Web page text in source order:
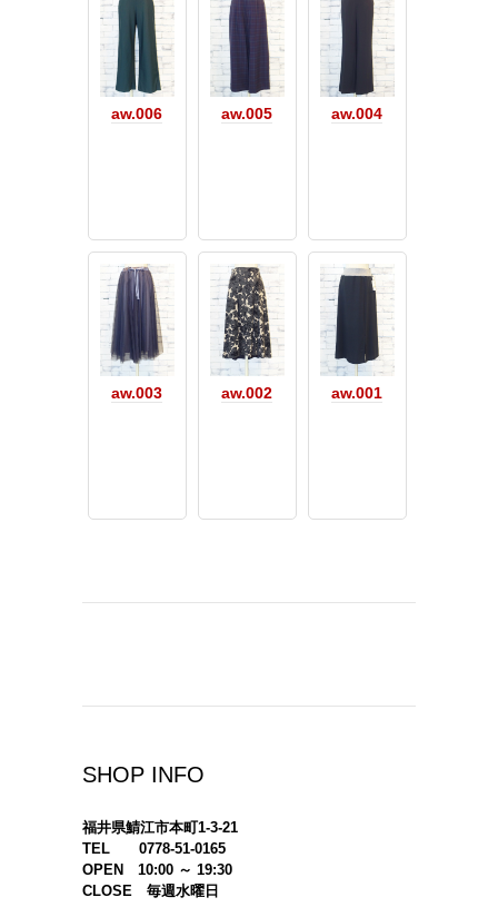
aw.006 aw.005 aw.004
aw.003 aw.002 aw.001
SHOP INFO
福井県鯖江市本町1-3-21
TEL 0778-51-0165
OPEN 10:00 ～ 19:30
CLOSE 毎週水曜日